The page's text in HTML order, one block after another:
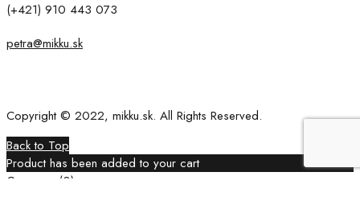
(+421) 910 443 073
petra@mikku.sk
Copyright © 2022, mikku.sk. All Rights Reserved.
Back to Top
Product has been added to your cart
Compare
(0)